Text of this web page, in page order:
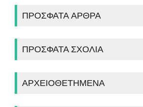
ΠΡΌΣΦΑΤΑ ΆΡΘΡΑ
ΠΡΌΣΦΑΤΑ ΣΧΌΛΙΑ
ΑΡΧΕΙΟΘΕΤΗΜΈΝΑ